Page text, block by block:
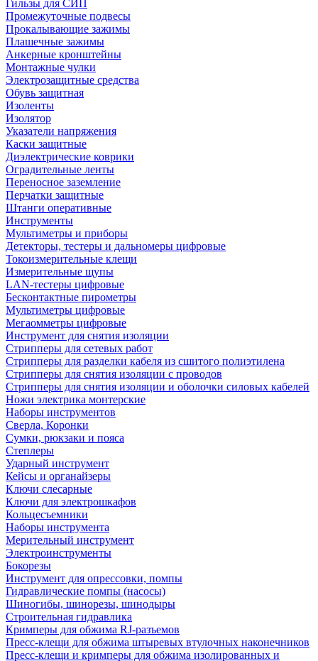
Гильзы для СИП
Промежуточные подвесы
Прокалывающие зажимы
Плашечные зажимы
Анкерные кронштейны
Монтажные чулки
Электрозащитные средства
Обувь защитная
Изоленты
Изолятор
Указатели напряжения
Каски защитные
Диэлектрические коврики
Оградительные ленты
Переносное заземление
Перчатки защитные
Штанги оперативные
Инструменты
Мультиметры и приборы
Детекторы, тестеры и дальномеры цифровые
Токоизмерительные клещи
Измерительные щупы
LAN-тестеры цифровые
Бесконтактные пирометры
Мультиметры цифровые
Мегаомметры цифровые
Инструмент для снятия изоляции
Стрипперы для сетевых работ
Стрипперы для разделки кабеля из сшитого полиэтилена
Cтрипперы для снятия изоляции с проводов
Стрипперы для снятия изоляции и оболочки силовых кабелей
Ножи электрика монтерские
Наборы инструментов
Сверла, Коронки
Сумки, рюкзаки и пояса
Степлеры
Ударный инструмент
Кейсы и органайзеры
Ключи слесарные
Ключи для электрошкафов
Кольцесъемники
Наборы инструмента
Мерительный инструмент
Электроинструменты
Бокорезы
Инструмент для опрессовки, помпы
Гидравлические помпы (насосы)
Шиногибы, шинорезы, шинодыры
Строительная гидравлика
Кримперы для обжима RJ-разъемов
Пресс-клещи для обжима штыревых втулочных наконечников
Пресс-клещи и кримперы для обжима изолированных и